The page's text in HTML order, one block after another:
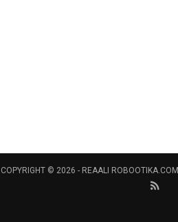
COPYRIGHT © 2026 - REAALI ROBOOTIKA.COM